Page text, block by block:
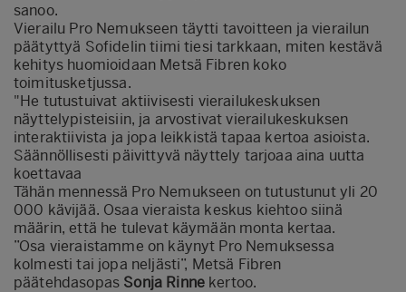
sanoo.
Vierailu Pro Nemukseen täytti tavoitteen ja vierailun
päätyttyä Sofidelin tiimi tiesi tarkkaan, miten kestävä
kehitys huomioidaan Metsä Fibren koko
toimitusketjussa.
"He tutustuivat aktiivisesti vierailukeskuksen
näyttelypisteisiin, ja arvostivat vierailukeskuksen
interaktiivista ja jopa leikkistä tapaa kertoa asioista.
Säännöllisesti päivittyvä näyttely tarjoaa aina uutta
koettavaa
Tähän mennessä Pro Nemukseen on tutustunut yli 20
000 kävijää. Osaa vieraista keskus kiehtoo siinä
määrin, että he tulevat käymään monta kertaa.
”Osa vieraistamme on käynyt Pro Nemuksessa
kolmesti tai jopa neljästi”, Metsä Fibren
päätehdasopas Sonja Rinne kertoo.